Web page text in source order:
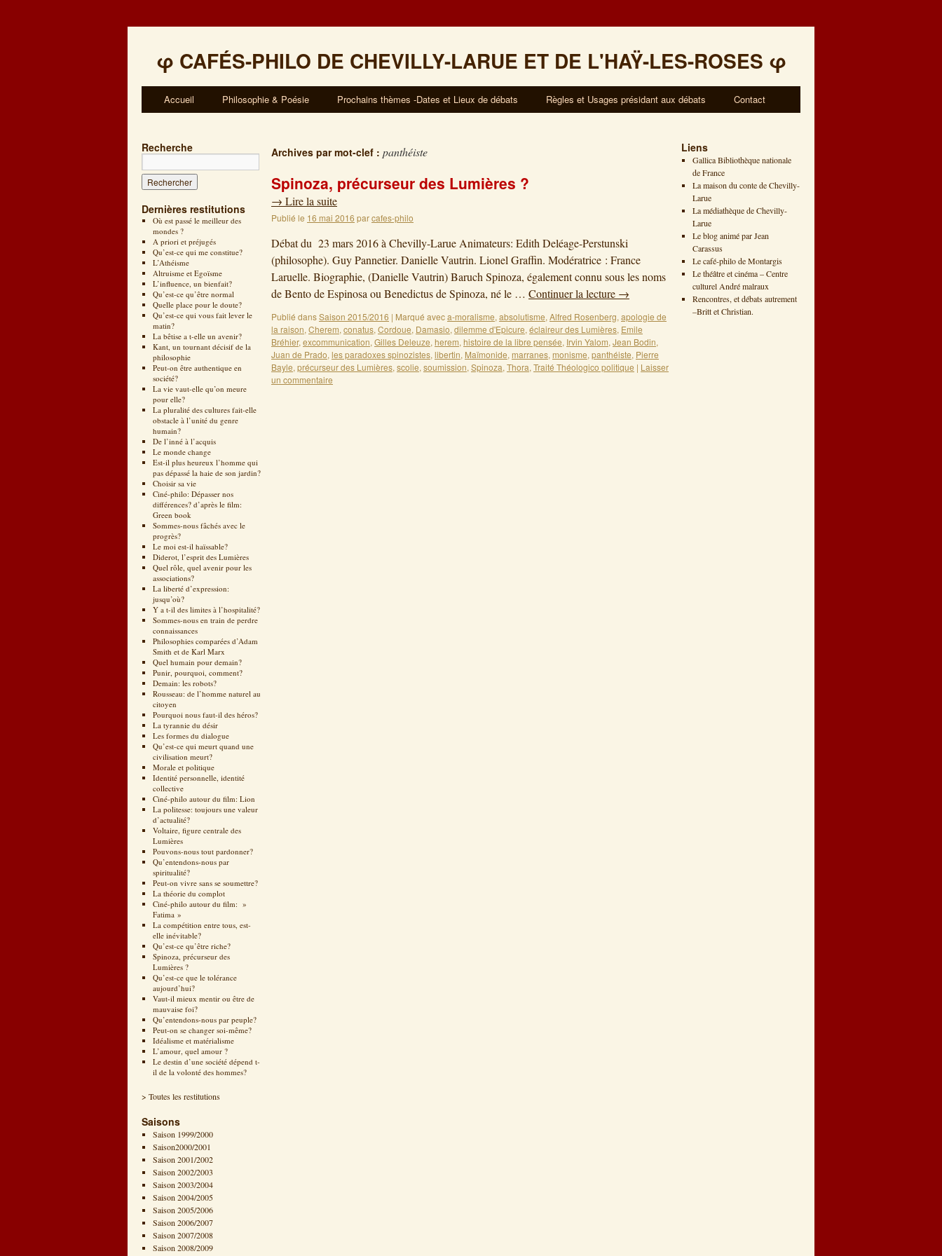
φ CAFÉS-PHILO DE CHEVILLY-LARUE ET DE L'HAŸ-LES-ROSES φ
Accueil Philosophie & Poésie Prochains thèmes -Dates et Lieux de débats Règles et Usages présidant aux débats Contact
Recherche
Dernières restitutions
Où est passé le meilleur des
mondes ?
A priori et préjugés
Qu’est-ce qui me constitue?
L’Athéisme
Altruisme et Egoïsme
L’influence, un bienfait?
Qu’est-ce qu’être normal
Quelle place pour le doute?
Qu’est-ce qui vous fait lever le
matin?
La bêtise a t-elle un avenir?
Kant, un tournant décisif de la
philosophie
Peut-on être authentique en
société?
La vie vaut-elle qu’on meure
pour elle?
La pluralité des cultures fait-elle
obstacle à l’unité du genre
humain?
De l’inné à l’acquis
Le monde change
Est-il plus heureux l’homme qui
pas dépassé la haie de son jardin?
Choisir sa vie
Ciné-philo: Dépasser nos
différences? d’après le film:
Green book
Sommes-nous fâchés avec le
progrès?
Le moi est-il haïssable?
Diderot, l’esprit des Lumières
Quel rôle, quel avenir pour les
associations?
La liberté d’expression:
jusqu’où?
Y a t-il des limites à l’hospitalité?
Sommes-nous en train de perdre
connaissances
Philosophies comparées d’Adam
Smith et de Karl Marx
Quel humain pour demain?
Punir, pourquoi, comment?
Demain: les robots?
Rousseau: de l’homme naturel au
citoyen
Pourquoi nous faut-il des héros?
La tyrannie du désir
Les formes du dialogue
Qu’est-ce qui meurt quand une
civilisation meurt?
Morale et politique
Identité personnelle, identité
collective
Ciné-philo autour du film: Lion
La politesse: toujours une valeur
d’actualité?
Voltaire, figure centrale des
Lumières
Pouvons-nous tout pardonner?
Qu’entendons-nous par
spiritualité?
Peut-on vivre sans se soumettre?
La théorie du complot
Ciné-philo autour du film: »
Fatima »
La compétition entre tous, est-
elle inévitable?
Qu’est-ce qu’être riche?
Spinoza, précurseur des
Lumières ?
Qu’est-ce que le tolérance
aujourd’hui?
Vaut-il mieux mentir ou être de
mauvaise foi?
Qu’entendons-nous par peuple?
Peut-on se changer soi-même?
Idéalisme et matérialisme
L’amour, quel amour ?
Le destin d’une société dépend t-
il de la volonté des hommes?
> Toutes les restitutions
Saisons
Saison 1999/2000
Saison2000/2001
Saison 2001/2002
Saison 2002/2003
Saison 2003/2004
Saison 2004/2005
Saison 2005/2006
Saison 2006/2007
Saison 2007/2008
Saison 2008/2009
Archives par mot-clef : panthéiste
Spinoza, précurseur des Lumières ?
→ Lire la suite
Publié le 16 mai 2016 parcafes-philo
Débat du 23 mars 2016 à Chevilly-Larue Animateurs: Edith Deléage-Perstunski
(philosophe). Guy Pannetier. Danielle Vautrin. Lionel Graffin. Modératrice : France
Laruelle. Biographie, (Danielle Vautrin) Baruch Spinoza, également connu sous les noms
de Bento de Espinosa ou Benedictus de Spinoza, né le … Continuer la lecture →
Publié dansSaison 2015/2016 | Marqué aveca-moralisme, absolutisme, Alfred Rosenberg, apologie de
la raison, Cherem, conatus, Cordoue, Damasio, dilemme d'Epicure, éclaireur des Lumières, Emile
Bréhier, excommunication, Gilles Deleuze, herem, histoire de la libre pensée, Irvin Yalom, Jean Bodin,
Juan de Prado, les paradoxes spinozistes, libertin, Maïmonide, marranes, monisme, panthéiste, Pierre
Bayle, précurseur des Lumières, scolie, soumission, Spinoza, Thora, Traité Théologico politique | Laisser
un commentaire
Liens
Gallica Bibliothèque nationale
de France
La maison du conte de Chevilly-
Larue
La médiathèque de Chevilly-
Larue
Le blog animé par Jean
Carassus
Le café-philo de Montargis
Le théâtre et cinéma – Centre
culturel André malraux
Rencontres, et débats autrement
–Britt et Christian.